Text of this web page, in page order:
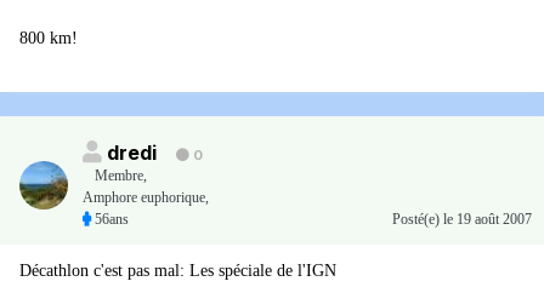
800 km!
dredi
0
Membre,
Amphore euphorique,
56ans
Posté(e) le 19 août 2007
Décathlon c'est pas mal: Les spéciale de l'IGN